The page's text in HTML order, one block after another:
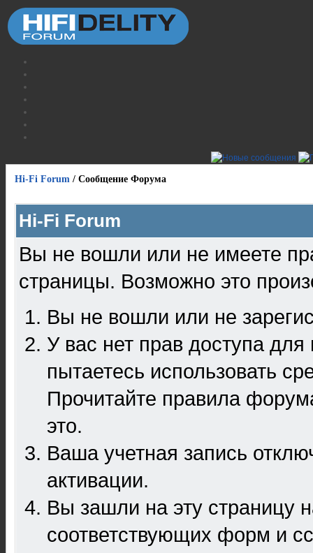
Hi-Fi Forum / Сообщение Форума
Hi-Fi Forum
Вы не вошли или не имеете
страницы. Возможно это
Вы не вошли или не
У вас нет прав доступа
пытаетесь использовать
Прочитайте правила
это.
Ваша учетная запись
активации.
Вы зашли на эту
соответствующих форм и